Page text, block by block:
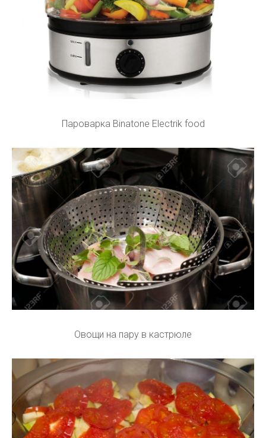
Пароварка Binatone Electrik food
Овощи на пару в кастрюле